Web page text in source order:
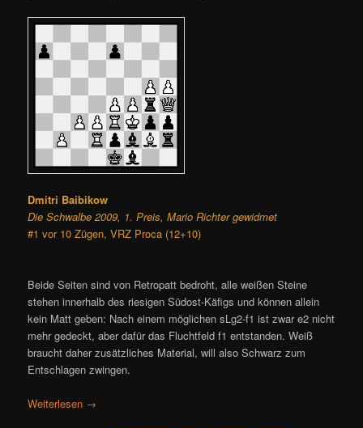
Dmitri Baibikow
Die Schwalbe 2009, 1. Preis, Mario Richter gewidmet
#1 vor 10 Zügen, VRZ Proca (12+10)
Beide Seiten sind von Retropatt bedroht, alle weißen Steine
stehen innerhalb des riesigen Südost-Käfigs und können allein
kein Matt geben: Nach einem möglichen sLg2-f1 ist zwar e2 nicht
mehr gedeckt, aber dafür das Fluchtfeld f1 entstanden. Weiß
braucht daher zusätzliches Material, will also Schwarz zum
Entschlagen zwingen.
Weiterlesen →